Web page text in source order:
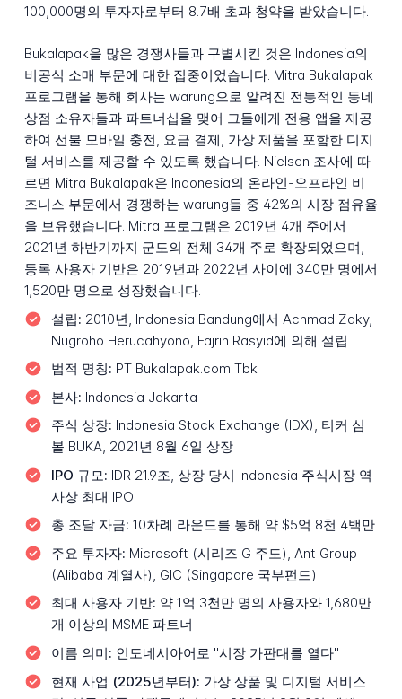
100,000명의 투자자로부터 8.7배 초과 청약을 받았습니다.
Bukalapak을 많은 경쟁사들과 구별시킨 것은 Indonesia의
비공식 소매 부문에 대한 집중이었습니다. Mitra Bukalapak
프로그램을 통해 회사는 warung으로 알려진 전통적인 동네
상점 소유자들과 파트너십을 맺어 그들에게 전용 앱을 제공
하여 선불 모바일 충전, 요금 결제, 가상 제품을 포함한 디지
털 서비스를 제공할 수 있도록 했습니다. Nielsen 조사에 따
르면 Mitra Bukalapak은 Indonesia의 온라인-오프라인 비
즈니스 부문에서 경쟁하는 warung들 중 42%의 시장 점유율
을 보유했습니다. Mitra 프로그램은 2019년 4개 주에서
2021년 하반기까지 군도의 전체 34개 주로 확장되었으며,
등록 사용자 기반은 2019년과 2022년 사이에 340만 명에서
1,520만 명으로 성장했습니다.
설립: 2010년, Indonesia Bandung에서 Achmad Zaky,
Nugroho Herucahyono, Fajrin Rasyid에 의해 설립
법적 명칭: PT Bukalapak.com Tbk
본사: Indonesia Jakarta
주식 상장: Indonesia Stock Exchange (IDX), 티커 심
볼 BUKA, 2021년 8월 6일 상장
IPO 규모: IDR 21.9조, 상장 당시 Indonesia 주식시장 역
사상 최대 IPO
총 조달 자금: 10차례 라운드를 통해 약 $5억 8천 4백만
주요 투자자: Microsoft (시리즈 G 주도), Ant Group
(Alibaba 계열사), GIC (Singapore 국부펀드)
최대 사용자 기반: 약 1억 3천만 명의 사용자와 1,680만
개 이상의 MSME 파트너
이름 의미: 인도네시아어로 "시장 가판대를 열다"
현재 사업 (2025년부터): 가상 상품 및 디지털 서비스